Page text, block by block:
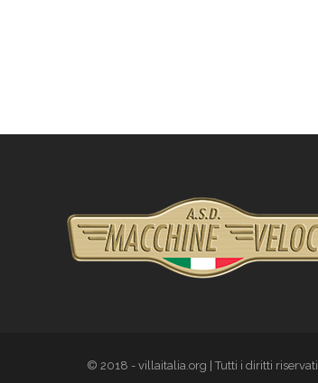
© 2018 - villaitalia.org | Tutti i diritti riservati